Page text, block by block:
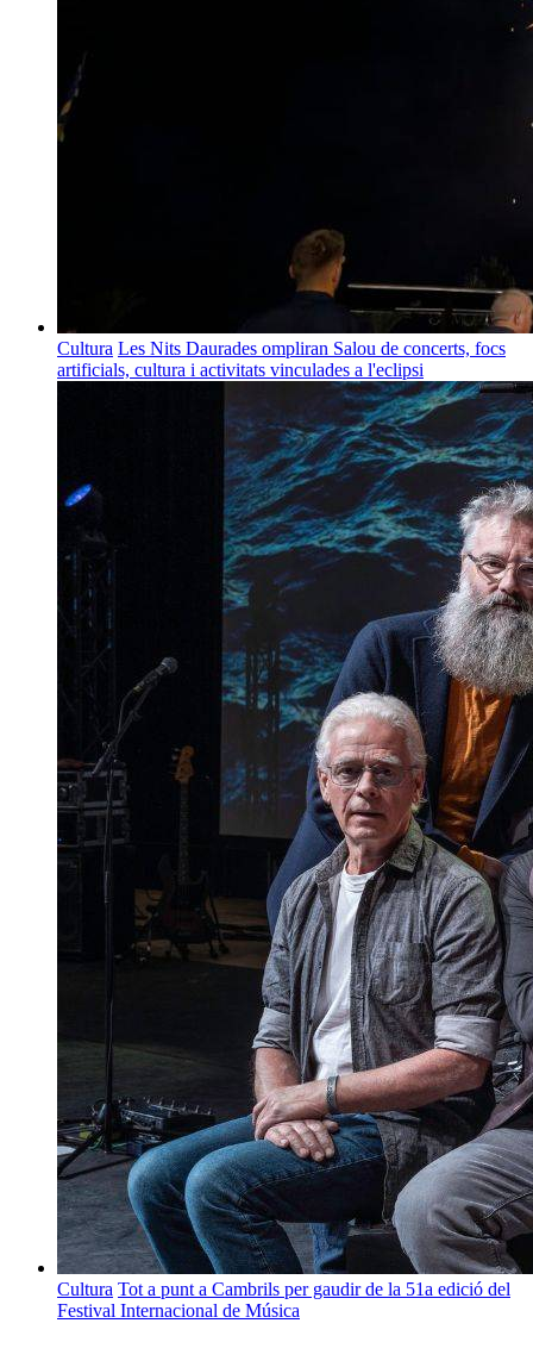
Cultura Les Nits Daurades ompliran Salou de concerts, focs
artificials, cultura i activitats vinculades a l'eclipsi
Cultura Tot a punt a Cambrils per gaudir de la 51a edició del
Festival Internacional de Música